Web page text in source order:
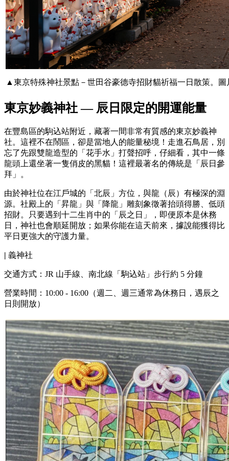
▲東京特殊神社景點－世田谷豪德寺招財貓祈福一日散策。圖
東京妙義神社 — 辰日限定的開運能量
在豐島區的駒込站附近，藏著一間非常有質感的東京妙義神
社。這裡不在鬧區，卻是當地人的能量秘境！走進石鳥居，別
忘了先跟雙龍造型的「花手水」打聲招呼，仔細看，其中一條
龍頭上還坐著一隻俏皮的黑貓！這裡最著名的傳統是「辰日參
拜」。
由於神社位在江戶城的「北辰」方位，與龍（辰）有極深的淵
源。社殿上的「昇龍」與「降龍」雕刻象徵著抬頭得勝、低頭
招財。只要遇到十二生肖中的「辰之日」，即便原本是休務
日，神社也會順延開放；如果你能在這天前來，據說能獲得比
平日更強大的守護力量。
| 義神社
交通方式：JR 山手線、南北線「駒込站」步行約 5 分鐘
營業時間：10:00 - 16:00（週二、週三通常為休務日，遇辰之
日則開放）